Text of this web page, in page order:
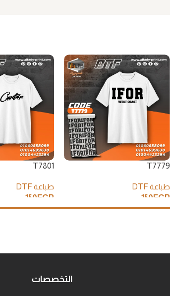
T7779
طباعة DTF
150EGP
T7801
طباعة DTF
150EGP
التخصصات